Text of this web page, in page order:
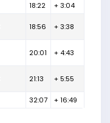
18:22 + 3:04
18:56 + 3:38
20:01 + 4:43
21:13 + 5:55
32:07 + 16:49